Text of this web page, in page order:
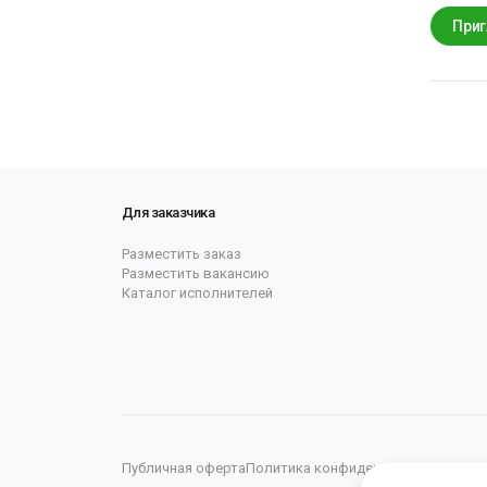
Для заказчика
Разместить заказ
Разместить вакансию
Каталог исполнителей
Публичная офертаПолитика конфиденциальности